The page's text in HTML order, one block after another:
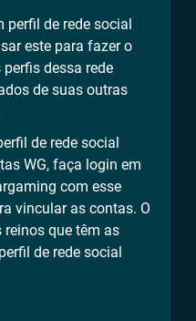
perfil de rede social
este para fazer o
dessa rede
de suas outras
de rede social
WG, faça login em
com esse
vincular as contas. O
que têm as
de rede social